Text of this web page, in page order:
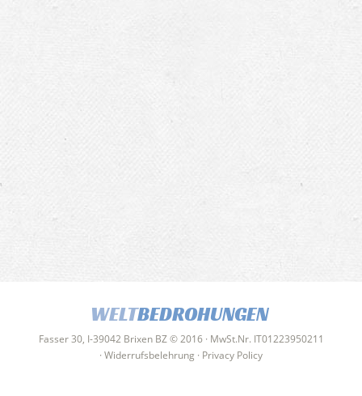
WELTBEDROHUNGEN
Fasser 30, I-39042 Brixen BZ © 2016 · MwSt.Nr. IT01223950211
· Widerrufsbelehrung · Privacy Policy